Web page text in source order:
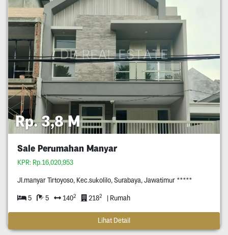
Rp. 3,8 M
Sale Perumahan Manyar
KPR: Rp.16,020,953
Jl.manyar Tirtoyoso, Kec.sukolilo, Surabaya, Jawatimur *****
5 5 1402 2182 | Rumah
Lihat Detail